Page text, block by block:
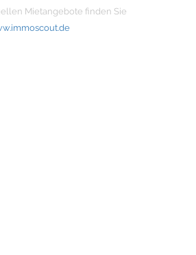
Mietangebote finden Sie